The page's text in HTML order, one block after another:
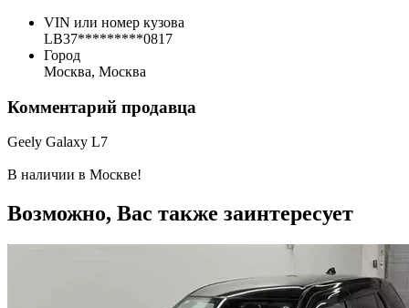
VIN или номер кузова
LB37*********0817
Город
Москва, Москва
Комментарий продавца
Geely Galaxy L7
В наличии в Москве!
Возможно, Вас также заинтересует